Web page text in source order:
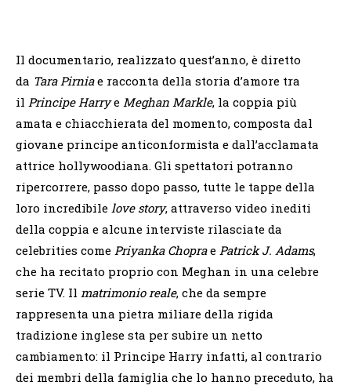
Il documentario, realizzato quest’anno, è diretto
da Tara Pirniae racconta della storia d’amore tra
il Principe Harrye Meghan Markle, la coppia più
amata e chiacchierata del momento, composta dal
giovane principe anticonformista e dall’acclamata
attrice hollywoodiana. Gli spettatori potranno
ripercorrere, passo dopo passo, tutte le tappe della
loro incredibile love story, attraverso video inediti
della coppia e alcune interviste rilasciate da
celebrities come Priyanka Choprae Patrick J. Adams,
che ha recitato proprio con Meghan in una celebre
serie TV. Il matrimonio reale, che da sempre
rappresenta una pietra miliare della rigida
tradizione inglese sta per subire un netto
cambiamento: il Principe Harry infatti, al contrario
dei membri della famiglia che lo hanno preceduto, ha